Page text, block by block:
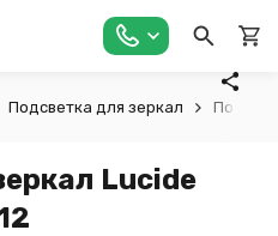
Подсветка для зеркал
Lucide